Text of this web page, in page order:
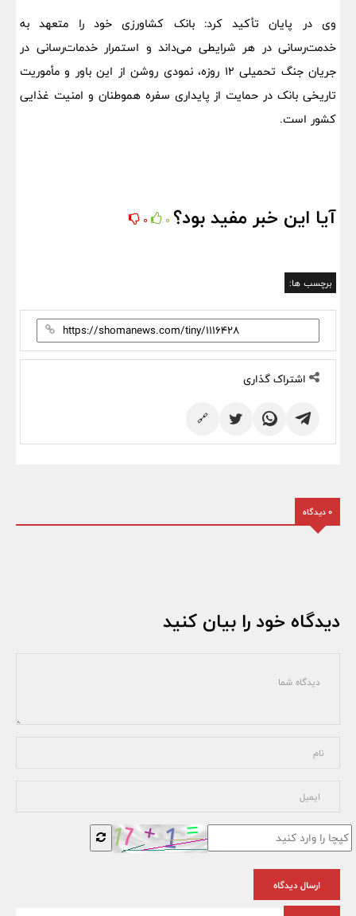
وی در پایان تأکید کرد: بانک کشاورزی خود را متعهد به
خدمت‌رسانی در هر شرایطی می‌داند و استمرار خدمات‌رسانی در
جریان جنگ تحمیلی ۱۲ روزه، نمودی روشن از این باور و مأموریت
تاریخی بانک در حمایت از پایداری سفره هموطنان و امنیت غذایی
کشور است.
آیا این خبر مفید بود؟ 0
0
برچسب ها:
اشتراک گذاری
🔗
0 دیدگاه
دیدگاه خود را بیان کنید
ارسال دیدگاه